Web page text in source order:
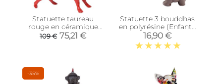
Statuette taureau
rouge en céramique
Feria
109 € 75,21 €
Statuette 3 bouddhas
en polyrésine (Enfants
sur éléphants)
16,90 €
-35%